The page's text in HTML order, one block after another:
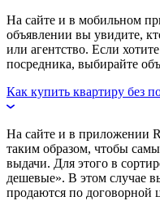
На сайте и в мобильном
объявлении вы увидите,
или агентство. Если
посредника, выбирайте
Как купить квартиру без
На сайте и в приложении
таким образом, чтобы
выдачи. Для этого в
дешевые». В этом случае
продаются по договорной